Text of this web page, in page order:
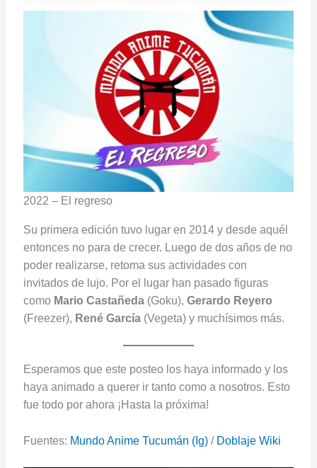
2022 – El regreso
Su primera edición tuvo lugar en 2014 y desde aquél
entonces no para de crecer. Luego de dos años de no
poder realizarse, retoma sus actividades con
invitados de lujo. Por el lugar han pasado figuras
como Mario Castañeda(Goku), Gerardo Reyero
(Freezer), René García(Vegeta) y muchísimos más.
Esperamos que este posteo los haya informado y los
haya animado a querer ir tanto como a nosotros. Esto
fue todo por ahora ¡Hasta la próxima!
Fuentes: Mundo Anime Tucumán (Ig)/ Doblaje Wiki